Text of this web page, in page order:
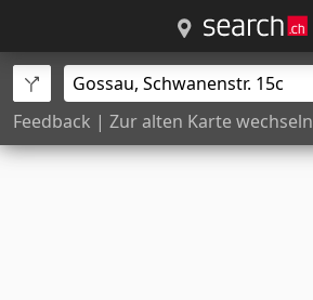
Feedback | Zur alten Karte wechseln